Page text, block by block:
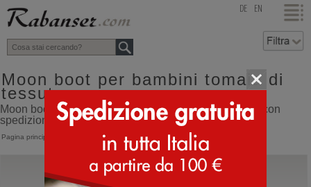
top DE EN
Moon boot per bambini tomaia di
tessuto
Moon boot per bambini tomaia di tessuto online shop con
spedizione direttamente dall'Italia
Pagina principale Moon Boot
Moon Boot®
Junior Park Sneaker